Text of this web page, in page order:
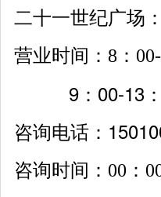
二十一世纪广场
营业时间： 8：
9：00-13：
咨询电话：
咨询时间： 00：